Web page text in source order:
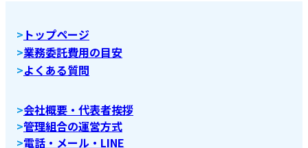
> トップページ
>業務委託費用の目安
>よくある質問
>会社概要・代表者挨拶
>管理組合の運営方式
>電話・メール・LINE